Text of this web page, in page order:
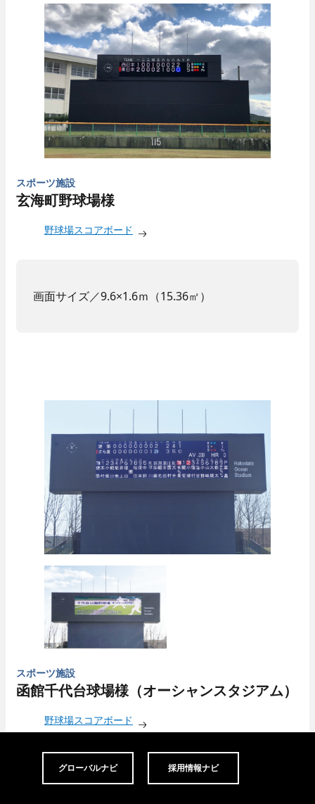
スポーツ施設
玄海町野球場様
野球場スコアボード
画面サイズ／9.6×1.6ｍ（15.36㎡）
スポーツ施設
函館千代台球場様（オーシャンスタジアム）
野球場スコアボード
画面サイズ／18.4×5.2m（95.6㎡）
グローバルナビ 採用情報ナビ